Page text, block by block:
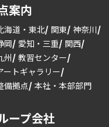
案内
海道・東北 関東 神奈川
岡 愛知・三重 関西
州 教習センター
ートギャラリー
備拠点 本社・本部部門
ープ会社